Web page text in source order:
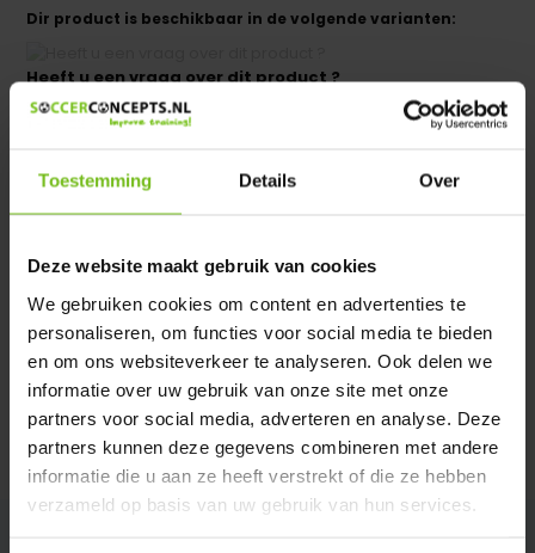
Toestemming Details Over
Deze website maakt gebruik van cookies
We gebruiken cookies om content en advertenties te
personaliseren, om functies voor social media te bieden
en om ons websiteverkeer te analyseren. Ook delen we
informatie over uw gebruik van onze site met onze
partners voor social media, adverteren en analyse. Deze
partners kunnen deze gegevens combineren met andere
informatie die u aan ze heeft verstrekt of die ze hebben
verzameld op basis van uw gebruik van hun services.
Dir product is beschikbaar in de volgende varianten:
Heeft u een vraag over dit product ?
We helpen u graag met meer informatie
Specificaties
Reviews
Delen